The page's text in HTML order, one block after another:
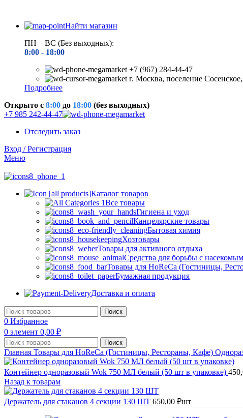
Найти магазин
ПН – ВС (Без выходных):
8:00 - 18:00
+7 (967) 284-44-47
г. Москва, поселение
Подробнее
Открыто c 8:00 до 18:00 (без выходных)
+7 985 242-44-47
Отследить заказ
Вход / Регистрация
Меню
Каталог товаров
Все товары
Гигиена и уход
Канцелярские товары
Бытовая химия
Хозтовары
Товары для активного отдыха
Средства для борьбы с
Товары для HoReCa (Гостиницы,
Бумажная продукция
Доставка и оплата
Поиск
0 Избранное
0 элемент 0,00 ₽
Поиск
Главная Товары для HoReCa (Гостиницы, Рестораны, Кафе)
Контейнер одноразовый Wok 750 МЛ белый (50 шт в упаковке)
Назад к товарам
Держатель для стаканов 4 секции 130 ШТ 650,00 ₽шт